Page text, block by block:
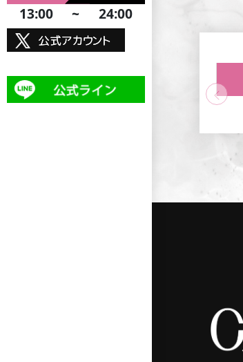
13:00 ~ 24:00